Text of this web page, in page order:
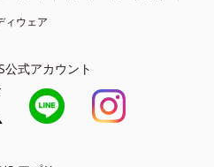
ィウェア
公式アカウント